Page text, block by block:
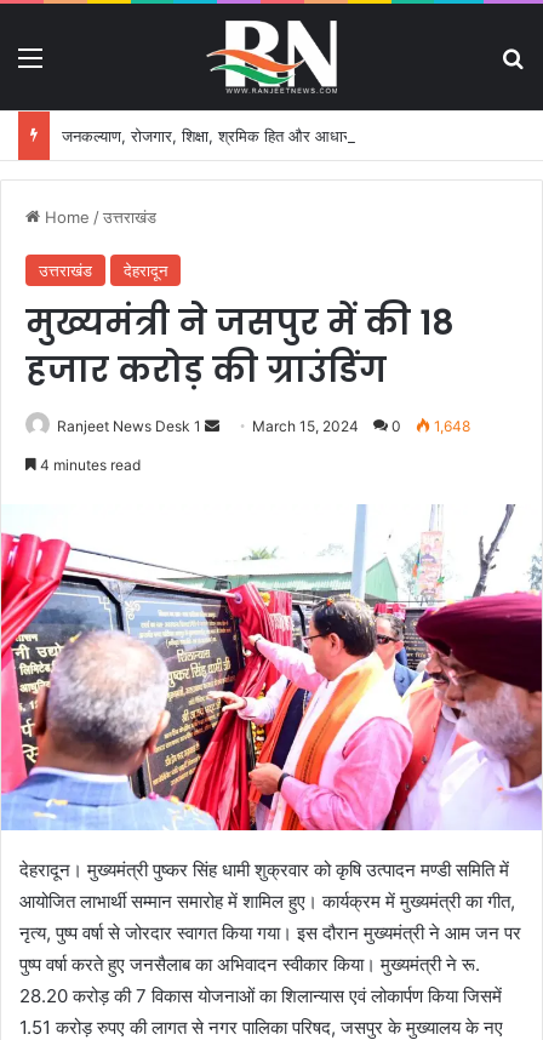
Home /उत्तराखंड
उत्तराखंड देहरादून
मुख्यमंत्री ने जसपुर में की 18
हजार करोड़ की ग्राउंडिंग
Ranjeet News Desk 1
n
e
m
a
i
l
March 15, 2024 0 1,648
4 minutes read
देहरादून। मुख्यमंत्री पुष्कर सिंह धामी शुक्रवार को कृषि उत्पादन मण्डी समिति में
आयोजित लाभार्थी सम्मान समारोह में शामिल हुए। कार्यक्रम में मुख्यमंत्री का गीत,
नृत्य, पुष्प वर्षा से जोरदार स्वागत किया गया। इस दौरान मुख्यमंत्री ने आम जन पर
पुष्प वर्षा करते हुए जनसैलाब का अभिवादन स्वीकार किया। मुख्यमंत्री ने रू.
28.20 करोड़ की 7 विकास योजनाओं का शिलान्यास एवं लोकार्पण किया जिसमें
1.51 करोड़ रुपए की लागत से नगर पालिका परिषद, जसपुर के मुख्यालय के नए